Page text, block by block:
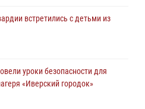
о службе детям из летнего
встретились с детьми из
уроки безопасности для
«Иверский городок»